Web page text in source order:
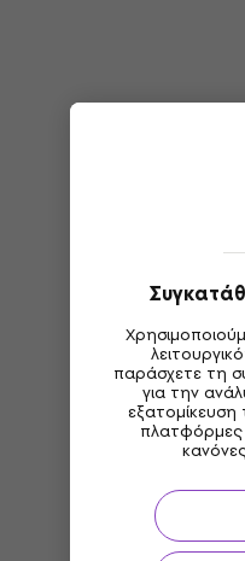
παράσχετε τη
για την
εξατομίκευση